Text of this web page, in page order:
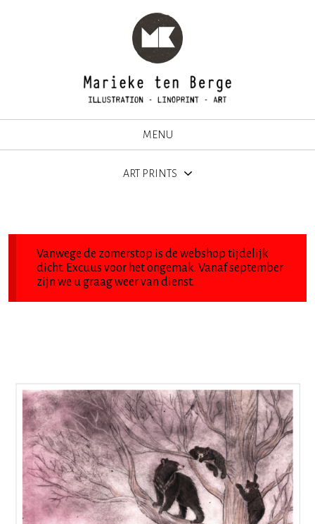
MENU
ART PRINTS
Vanwege de zomerstop is de webshop tijdelijk
dicht. Excuus voor het ongemak. Vanaf september
zijn we u graag weer van dienst.